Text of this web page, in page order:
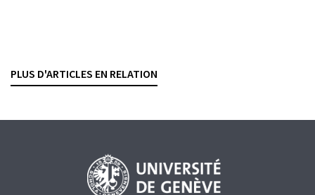
PLUS D'ARTICLES EN RELATION